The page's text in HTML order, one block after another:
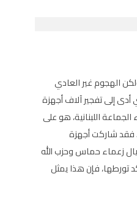
الهجوم غير العادي
أدى إلى تفجير آلاف أجهزة
اللبنانية، هو على
فقد شاركت أجهزة
زعماء حماس وحزب الله
تورطها، فإن هذا يمثل